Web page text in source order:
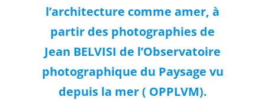
l’architecture comme amer, à
partir des photographies de
Jean BELVISI de l’Observatoire
photographique du Paysage vu
depuis la mer ( OPPLVM).